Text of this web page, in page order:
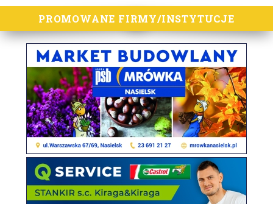
PROMOWANE FIRMY/INSTYTUCJE